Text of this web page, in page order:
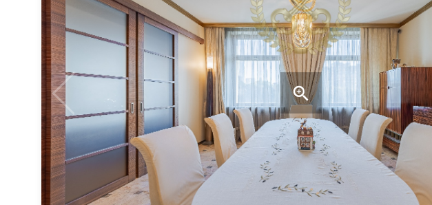
zoom_in